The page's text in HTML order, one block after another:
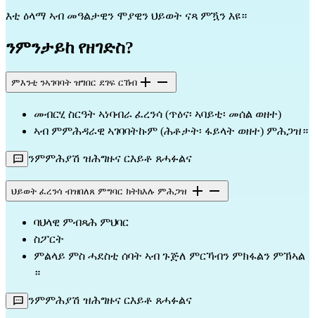
እቲ ዕላማ ኣብ መዓልታዊን ሞያዊን ህይወት ናጻ ምዃን እዩ።
ንምንታይከ የዘገድስ?
ምእንቲ ንኣገባባት ዝግበር ደገፍ ርኸብ
መብርሂ ስርዓት ኣነባብራ ፈረንሳ (ጥዕና፡ ኣባይቲ፡ መሰል ወዘተ)
ኣብ ምምሕዳራዊ ኣገባባትኩም (ሕቶታት፡ ፋይላት ወዘተ) ምሕጋዝ።
ንምምሕያሽ ዝሕግዙና ርእይቶ ጸሓፉልና
ህይወት ፈረንሳ ብዝበለጸ ምግባር ክትክእሉ ምሕጋዝ
ባህላዊ ምብጻሕ ምህባር
ስፖርት
ምልላይ ምስ ሓደስቲ ሰባት ኣብ ጉጅለ ምርኻብን ምክፋልን ምኽኣል
።
ንምምሕያሽ ዝሕግዙና ርእይቶ ጸሓፉልና